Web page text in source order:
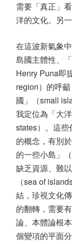
需要「真正」
洋的文化。另
在這波新氣象
島國主體性、
Henry Puna即
region）的呼
國」（small
我定位為「大
states）。這些
的概念，有別
的一些小島」
缺乏資源、難
（sea of
結，珍視文化
的翻轉，需要
論、本體論根
個變項的平面